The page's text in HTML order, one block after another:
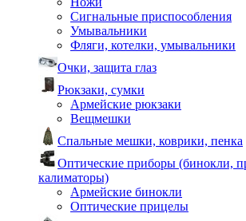
Сигнальные приспособления
Умывальники
Фляги, котелки, умывальники
Очки, защита глаз
Рюкзаки, сумки
Армейские рюкзаки
Вещмешки
Спальные мешки, коврики, пенка
Оптические приборы (бинокли,
калиматоры)
Армейские бинокли
Оптические прицелы